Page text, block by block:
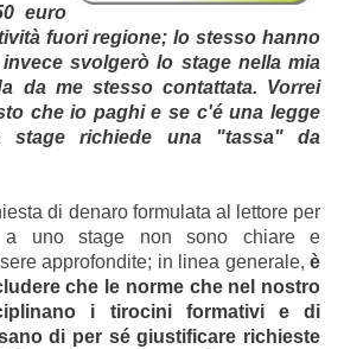
euro
fuori regione; lo stesso hanno
svolgerò lo stage nella mia
da me stesso contattata. Vorrei
che io paghi e se c'é una legge
richiede una "tassa" da
di denaro formulata al lettore per
a uno stage non sono chiare e
approfondite; in linea generale, è
che le norme che nel nostro
i tirocini formativi e di
di per sé giustificare richieste